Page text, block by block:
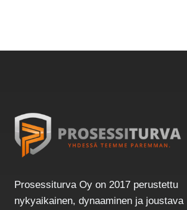
Prosessiturva Oy on 2017 perustettu
nykyaikainen, dynaaminen ja joustava